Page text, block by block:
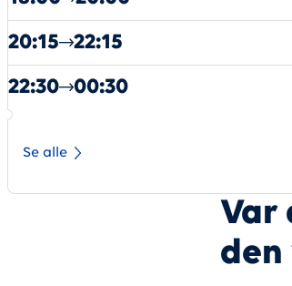
20:15 22:15
22:30 00:30
Se alle
Var
den